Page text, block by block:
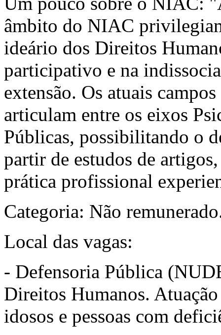
âmbito do NIAC
ideário dos Direitos
participativo e na
extensão. Os atuais
articulam entre os eixos
Públicas, possibilitando o
partir de estudos de
prática profissional
Categoria: Não
Local das vagas:
- Defensoria Pública
Direitos Humanos. Atuação
idosos e pessoas com